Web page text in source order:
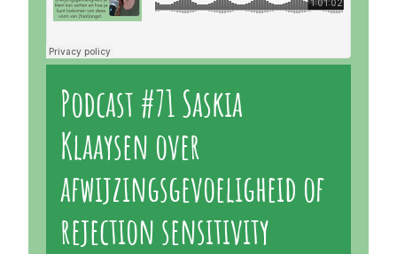
Podcast #71 Saskia
Klaaysen over
afwijzingsgevoeligheid of
rejection sensitivity